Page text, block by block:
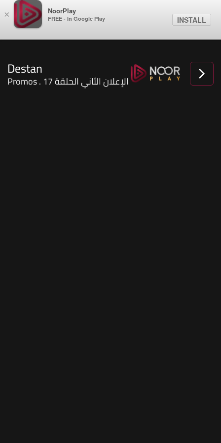
× NoorPlay
FREE - In Google Play INSTALL
Destan
Promos . الإعلان الثاني الحلقة 17